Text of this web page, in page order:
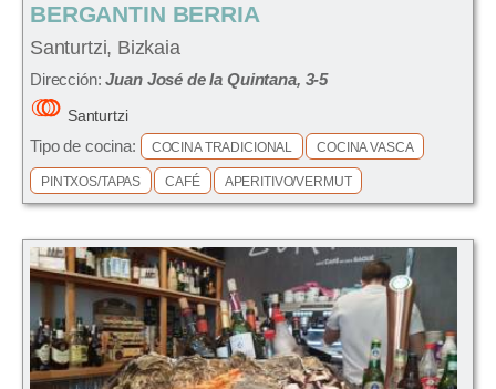
BERGANTIN BERRIA
Santurtzi, Bizkaia
Dirección:Juan José de la Quintana, 3-5
Santurtzi
Tipo de cocina:
COCINA TRADICIONAL COCINA VASCA
PINTXOS/TAPAS CAFÉ APERITIVO/VERMUT